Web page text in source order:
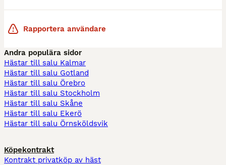
Rapportera användare
Andra populära sidor
Hästar till salu Kalmar
Hästar till salu Gotland
Hästar till salu Örebro
Hästar till salu Stockholm
Hästar till salu Skåne
Hästar till salu Ekerö
Hästar till salu Örnsköldsvik
Köpekontrakt
Kontrakt privatköp av häst